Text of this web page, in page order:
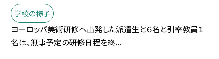
学校の様子
ヨーロッパ美術研修へ出発した派遣生と６名と引率教員１
名は、無事予定の研修日程を終...